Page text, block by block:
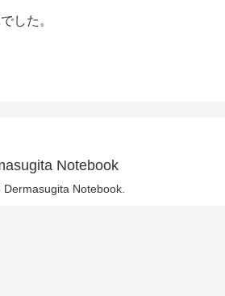
した。
Notebook
Notebook.